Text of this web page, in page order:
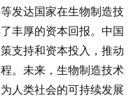
发达国家在生物制造技
丰厚的资本回报。中国
支持和资本投入，推动
。未来，生物制造技术
人类社会的可持续发展